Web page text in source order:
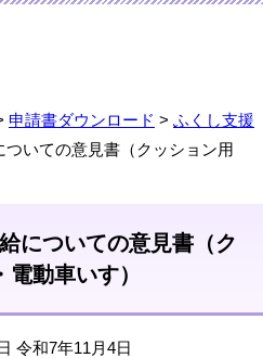
申請書ダウンロード > ふくし支援
いての意見書（クッション用
についての意見書（ク
動車いす）
令和7年11月4日